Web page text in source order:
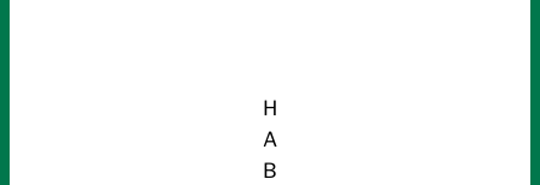
H
A
B